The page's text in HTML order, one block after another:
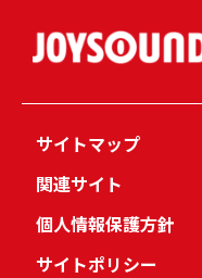
サイトマップ
関連サイト
個人情報保護方針
サイトポリシー